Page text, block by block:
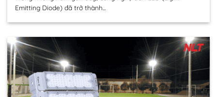
Emitting Diode) đã trở thành...